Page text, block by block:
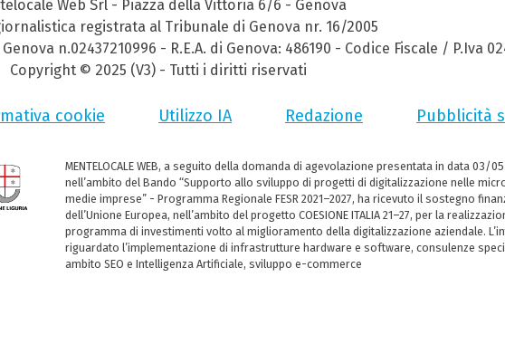
Web Srl - Piazza della Vittoria 6/6 - Genova
registrata al Tribunale di Genova nr. 16/2005
n.02437210996 - R.E.A. di Genova: 486190 - Codice Fiscale / P.Iva
Copyright © 2025 (V3) - Tutti i diritti riservati
cookie Utilizzo IA Redazione Pubblicità
MENTELOCALE WEB, a seguito della domanda di agevolazione presentata in data 03/
nell’ambito del Bando “Supporto allo sviluppo di progetti di digitalizzazione nelle
medie imprese” - Programma Regionale FESR 2021–2027, ha ricevuto il sostegno
dell’Unione Europea, nell’ambito del progetto COESIONE ITALIA 21–27, per la
programma di investimenti volto al miglioramento della digitalizzazione aziendale.
riguardato l’implementazione di infrastrutture hardware e software, consulenze
ambito SEO e Intelligenza Artificiale, sviluppo e-commerce